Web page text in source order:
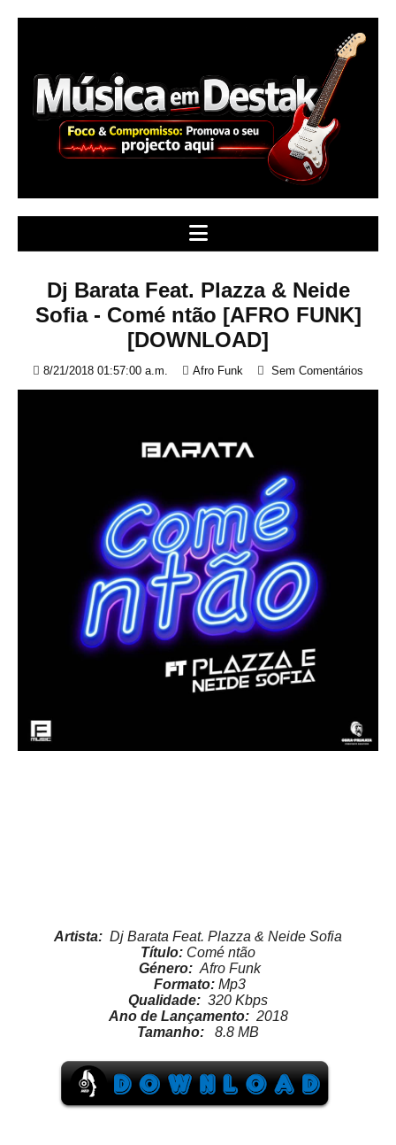
t
o
c
o
n
t
Dj Barata Feat. Plazza & Neide
Sofia - Comé ntão [AFRO FUNK]
[DOWNLOAD]
8/21/2018 01:57:00 a.m. Afro Funk Sem Comentários
Artista: Dj Barata Feat. Plazza & Neide Sofia
Título: Comé ntão
Género: Afro Funk
Formato: Mp3
Qualidade: 320 Kbps
Ano de Lançamento: 2018
Tamanho:
8.8 MB